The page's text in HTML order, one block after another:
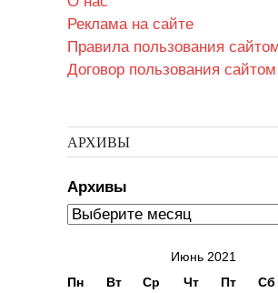
Реклама на сайте
Правила пользования
Договор пользования сайтом
АРХИВЫ
Архивы
Июнь 2021
Пн
Вт Ср Чт Пт Сб